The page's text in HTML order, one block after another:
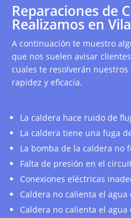
Reparaciones de
Realizamos en
A continuación te muestro
que nos suelen avisar
cuales te resolverán
rapidez y eficacia.
La caldera hace ruido de
La caldera tiene una fuga
La bomba de la caldera no
Falta de presión en el
Conexiones eléctricas
Caldera no calienta el agua
Caldera no calienta el agua